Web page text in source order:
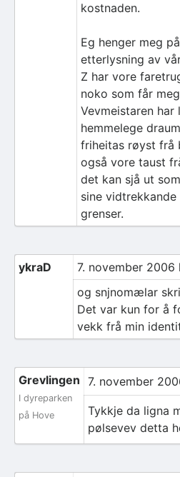
kostnaden.
Eg henger meg
etterlysning av
Z har vore
noko som får
Vevmeistaren har
hemmelege
friheitas røyst frå
også vore taust
det kan sjå ut
sine
grenser.
ykraD
7. november 2006
og snjnomælar
Det var kun for å
vekk frå min
Grevlingen
I dyreparken
på Hove
7. november
Tykkje da ligna
pølsevev detta